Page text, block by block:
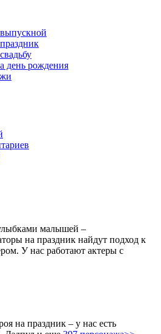
день рождения
малышей –
на праздник найдут подход к
У нас работают актеры с
на праздник – у нас есть